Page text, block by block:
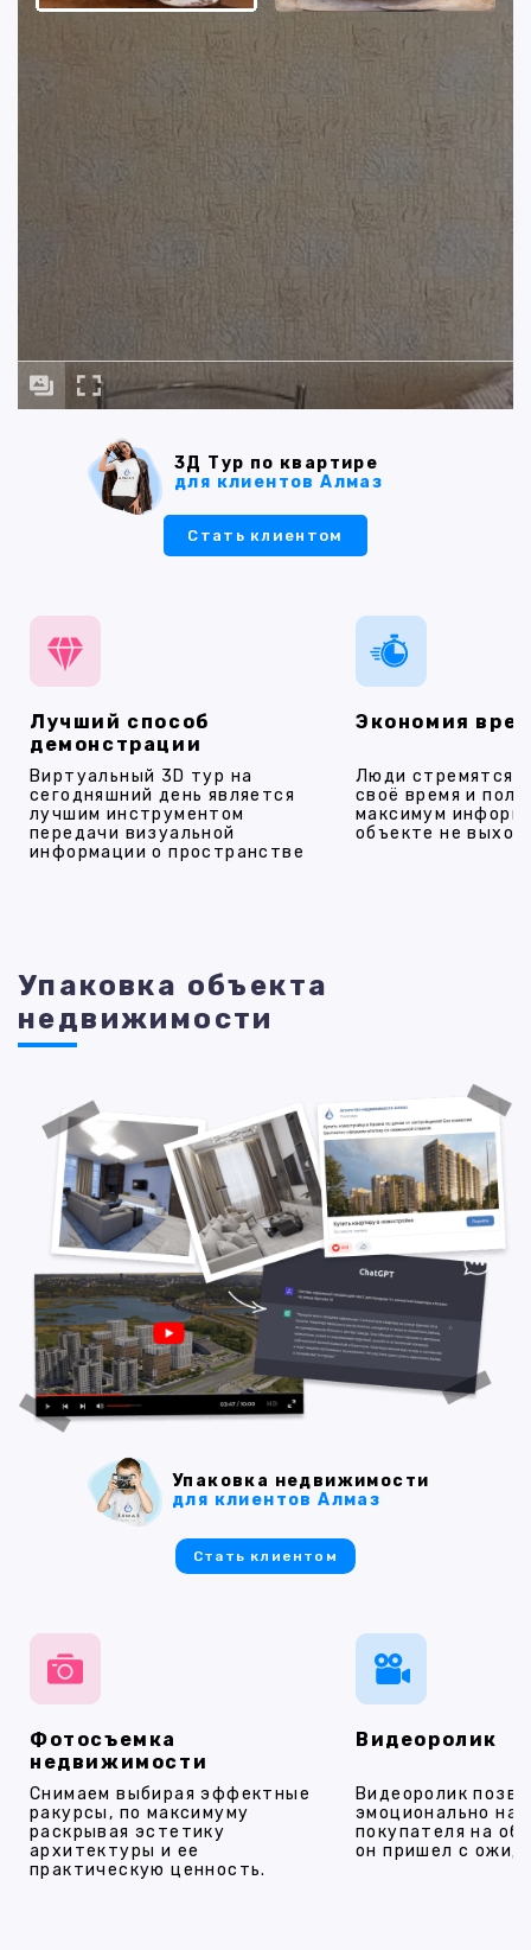
3Д Тур по квартире
для клиентов Алмаз
Стать клиентом
Лучший способ
демонстрации
Виртуальный 3D тур на
сегодняшний день является
лучшим инструментом
передачи визуальной
информации о пространстве
Экономия
Люди стремятся
своё время и
максимум
объекте не
Упаковка объекта
недвижимости
Фотосъемка
недвижимости
Снимаем выбирая эффектные
ракурсы, по максимуму
раскрывая эстетику
архитектуры и ее
практическую ценность.
Видеоролик
Видеоролик
эмоционально
покупателя на
он пришел с
Упаковка недвижимости
для клиентов Алмаз
Стать клиентом